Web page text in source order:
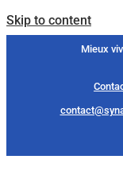
Skip to content
Mieux